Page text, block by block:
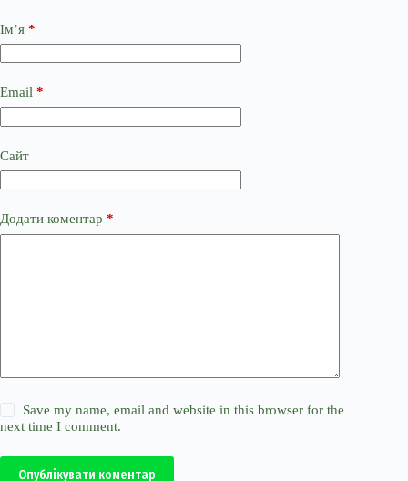
Ім’я *
Email *
Сайт
Додати коментар *
Save my name, email and website in this browser for the
next time I comment.
Опублікувати коментар